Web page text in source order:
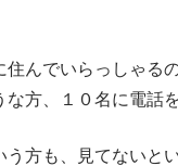
住んでいらっしゃる
方、１０名に電話
う方も、見てないと